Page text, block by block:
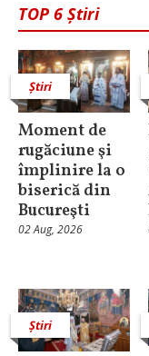
TOP 6 Știri
Știri
Moment de
rugăciune şi
împlinire la o
biserică din
Bucureşti
02 Aug, 2026
Știri